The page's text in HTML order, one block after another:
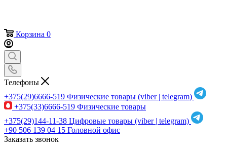
Корзина 0
Телефоны
+375(29)6666-519 Физические товары (viber | telegram)
+375(33)6666-519 Физические товары
+375(29)144-11-38 Цифровые товары (viber | telegram)
+90 506 139 04 15 Головной офис
Заказать звонок